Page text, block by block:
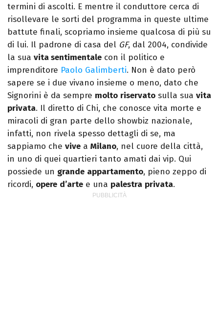
termini di ascolti. E mentre il conduttore cerca di
risollevare le sorti del programma in queste ultime
battute finali, scopriamo insieme qualcosa di più su
di lui. Il padrone di casa del GF, dal 2004, condivide
la sua vita sentimentale con il politico e
imprenditore Paolo Galimberti. Non è dato però
sapere se i due vivano insieme o meno, dato che
Signorini è da sempre molto riservato sulla sua vita
privata. Il diretto di Chi, che conosce vita morte e
miracoli di gran parte dello showbiz nazionale,
infatti, non rivela spesso dettagli di se, ma
sappiamo che vive a Milano, nel cuore della città,
in uno di quei quartieri tanto amati dai vip. Qui
possiede un grande appartamento, pieno zeppo di
ricordi, opere d’arte e una palestra privata.